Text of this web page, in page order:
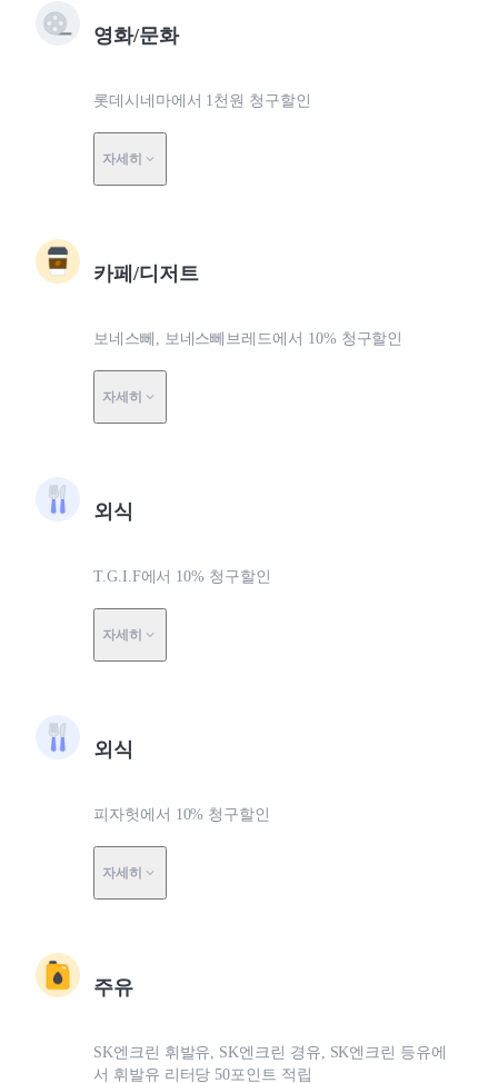
영화/문화
롯데시네마에서 1천원 청구할인
자세히
카페/디저트
보네스뻬, 보네스뻬브레드에서 10% 청구할인
자세히
외식
T.G.I.F에서 10% 청구할인
자세히
외식
피자헛에서 10% 청구할인
자세히
주유
SK엔크린 휘발유, SK엔크린 경유, SK엔크린 등유에
서 휘발유 리터당 50포인트 적립